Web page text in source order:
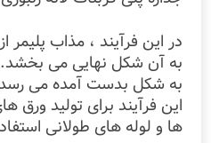
در این فرآیند ، مذاب
به آن شکل نهایی می
به شکل بدست آمده می
این فرآیند برای تولید ورق
ها و لوله های طولانی